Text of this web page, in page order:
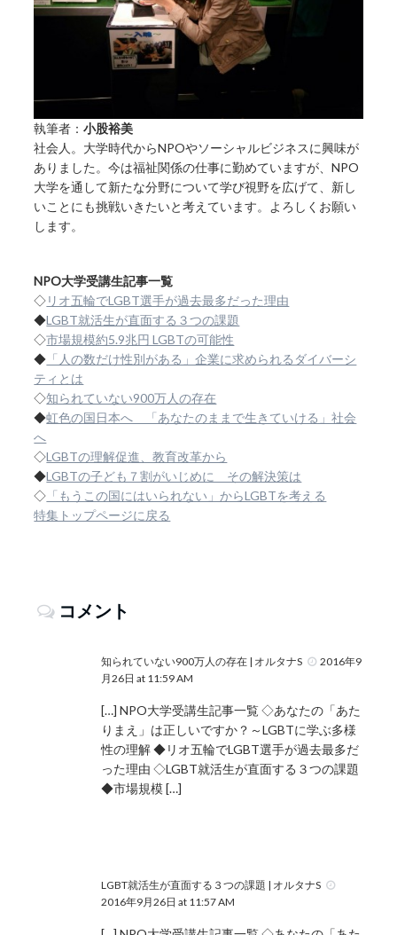
執筆者：小股裕美
社会人。大学時代からNPOやソーシャルビジネスに興味が
ありました。今は福祉関係の仕事に勤めていますが、NPO
大学を通して新たな分野について学び視野を広げて、新し
いことにも挑戦いきたいと考えています。よろしくお願い
します。
NPO大学受講生記事一覧
◇リオ五輪でLGBT選手が過去最多だった理由
◆LGBT就活生が直面する３つの課題
◇市場規模約5.9兆円 LGBTの可能性
◆ 「人の数だけ性別がある」企業に求められるダイバーシ
ティとは
◇知られていない900万人の存在
◆虹色の国日本へ 「あなたのままで生きていける」社会
へ
◇LGBTの理解促進、教育改革から
◆LGBTの子ども７割がいじめに その解決策は
◇ 「もうこの国にはいられない」からLGBTを考える
特集トップページに戻る
コメント
知られていない900万人の存在 | オルタナS
2016年9
月26日 at 11:59 AM
[…] NPO大学受講生記事一覧 ◇あなたの「あた
りまえ」は正しいですか？～LGBTに学ぶ多様
性の理解 ◆リオ五輪でLGBT選手が過去最多だ
った理由 ◇LGBT就活生が直面する３つの課題
◆市場規模 […]
LGBT就活生が直面する３つの課題 | オルタナS
2016年9月26日 at 11:57 AM